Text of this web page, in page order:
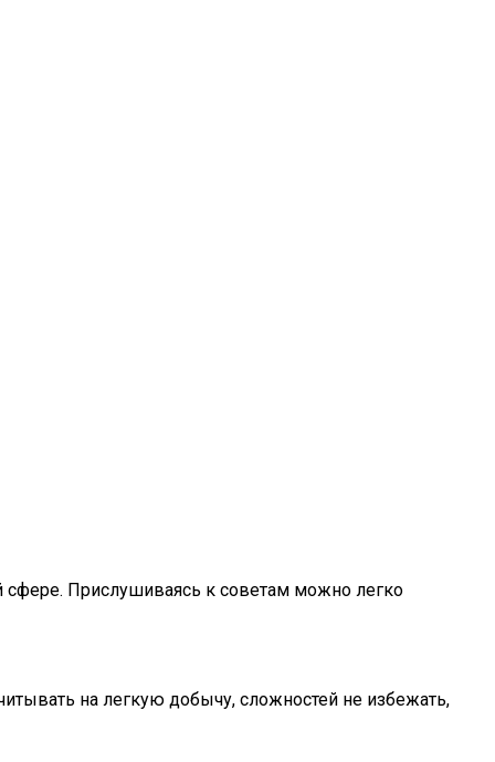
сфере. Прислушиваясь к советам можно легко
на легкую добычу, сложностей не избежать,